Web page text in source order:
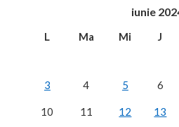
iunie
L Ma Mi J
3 4 5 6
10 11 12 13